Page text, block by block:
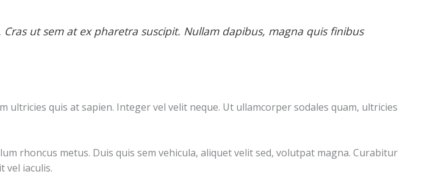
ut sem at ex pharetra suscipit. Nullam dapibus, magna quis finibus
quis at sapien. Integer vel velit neque. Ut ullamcorper sodales quam, ultricies
rhoncus metus. Duis quis sem vehicula, aliquet velit sed, volutpat magna. Curabitur
vel iaculis.